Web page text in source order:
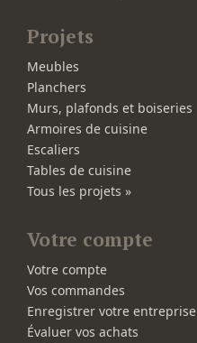
Projets
Meubles
Planchers
Murs, plafonds et boiseries
Armoires de cuisine
Escaliers
Tables de cuisine
Tous les projets »
Votre compte
Votre compte
Vos commandes
Enregistrer votre entreprise
Évaluer vos achats